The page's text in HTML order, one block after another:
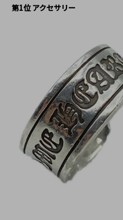
第1位アクセサリー